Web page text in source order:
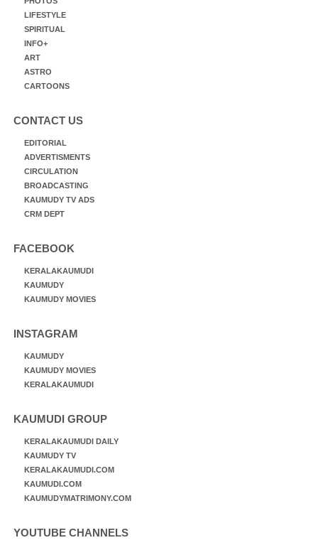
LIFESTYLE
SPIRITUAL
INFO+
ART
ASTRO
CARTOONS
CONTACT US
EDITORIAL
ADVERTISMENTS
CIRCULATION
BROADCASTING
KAUMUDY TV ADS
CRM DEPT
FACEBOOK
KERALAKAUMUDI
KAUMUDY
KAUMUDY MOVIES
INSTAGRAM
KAUMUDY
KAUMUDY MOVIES
KERALAKAUMUDI
KAUMUDI GROUP
KERALAKAUMUDI DAILY
KAUMUDY TV
KERALAKAUMUDI.COM
KAUMUDI.COM
KAUMUDYMATRIMONY.COM
YOUTUBE CHANNELS